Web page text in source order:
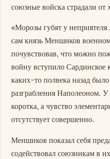
союзные войска страдали от
«Морозы губят у
сам князь Меншиков
почувствовав, что можно
войну вступило Сардинское
каких-то полвека назад
разграбления Наполеоном.
коротка, а чувство
отсутствует совершенно.
Меншиков показал себя
содействовал союзникам в